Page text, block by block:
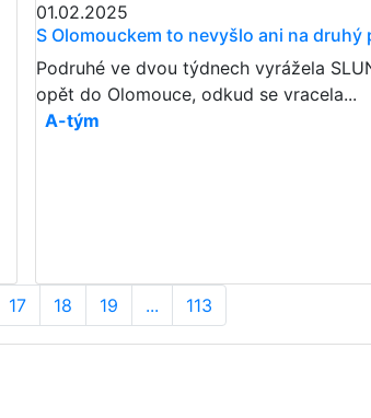
01.02.2025
S Olomouckem to nevyšlo ani na druhý
Podruhé ve dvou týdnech vyrážela
opět do Olomouce, odkud se vracela...
A-tým
17 18 19 ... 113